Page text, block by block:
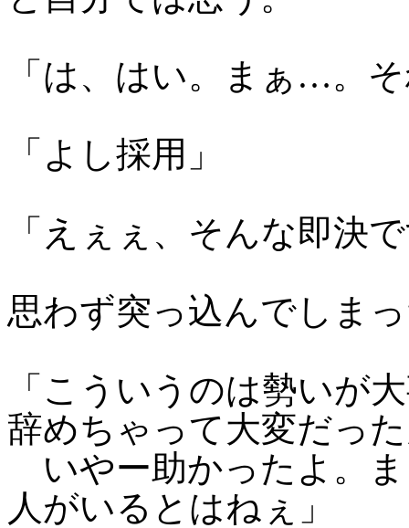
「は、はい。まぁ…。
「よし採用」
「えぇぇ、そんな即決
思わず突っ込んでしま
「こういうのは勢いが
辞めちゃって大変だっ
いやー助かったよ。
人がいるとはねぇ」